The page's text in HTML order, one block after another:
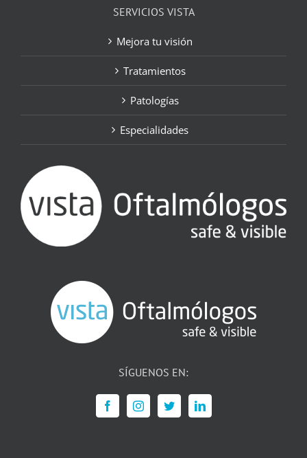
SERVICIOS VISTA
Mejora tu visión
Tratamientos
Patologías
Especialidades
SÍGUENOS EN: